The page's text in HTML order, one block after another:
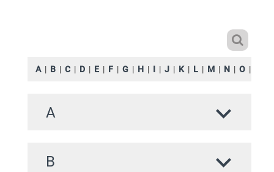
A | B | C | D | E | F | G | H | I | J | K | L | M | N | O |
A
B